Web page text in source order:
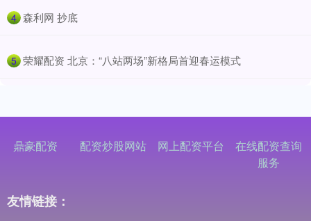
4 ​森利网 抄底
5 ​荣耀配资 北京：“八站两场”新格局首迎春运模式
鼎豪配资 配资炒股网站 网上配资平台
在线配资查询
服务
友情链接：